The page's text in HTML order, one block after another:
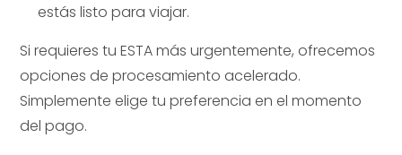
estás listo para viajar.
Si requieres tu ESTA más urgentemente, ofrecemos
opciones de procesamiento acelerado.
Simplemente elige tu preferencia en el momento
del pago.